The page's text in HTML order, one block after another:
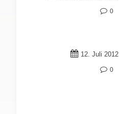
0
12. Juli 2012
0